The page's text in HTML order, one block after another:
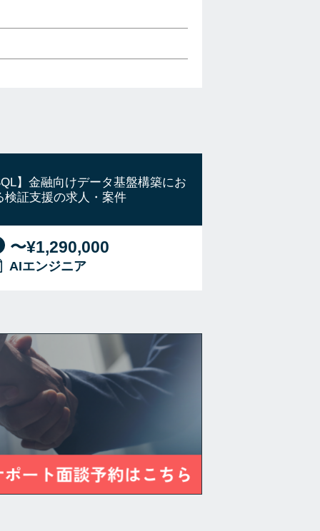
】金融向けデータ基盤構築にお
検証支援の求人・案件
〜¥1,290,000
AIエンジニア